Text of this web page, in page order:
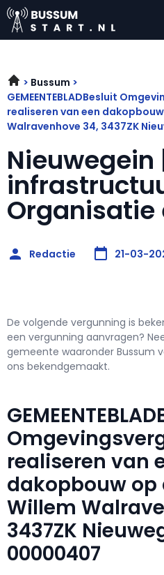
Bussum
GEMEENTEBLADBesluit
realiseren van een
Walravenhove 34, 3437ZK
Nieuwegein
Organisatie
Redactie 21-03-
De volgende vergunning is
een vergunning aanvragen?
gemeente waaronder Bussum
ons bekendgemaakt.
realiseren van
dakopbouw op
Willem
3437ZK
00000407